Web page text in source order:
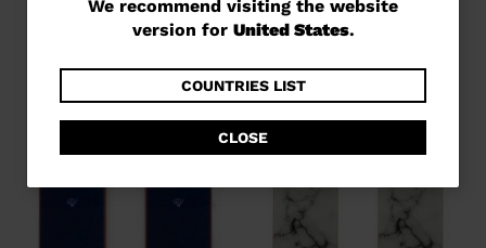
currently
website
version
for
We recommend visiting the website
version for United States.
COUNTRIES LIST
CLOSE